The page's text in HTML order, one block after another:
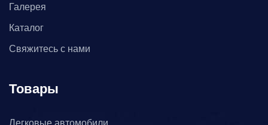
Галерея
Каталог
Свяжитесь с нами
Товары